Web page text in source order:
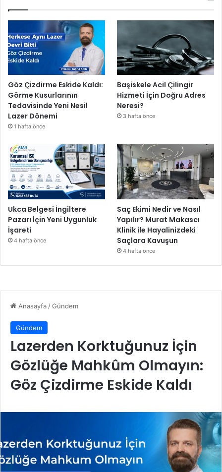
Göz Çizdirme Eskide Kaldı:
Görme Kusurlarının
Tedavisinde Yeni Nesil
Lazer Dönemi
1 hafta önce
Başiskele Acil Çilingir
Hizmeti İçin Doğru Adres
Neresi?
3 hafta önce
Ukca Belgesi İngiltere
Pazarı İçin Yeni Uygunluk
İşareti
4 hafta önce
Saç Ekimi Nedir ve Nasıl
Yapılır? Murat Makascı
Klinik ile Hayalinizdeki
Saçlara Kavuşun
4 hafta önce